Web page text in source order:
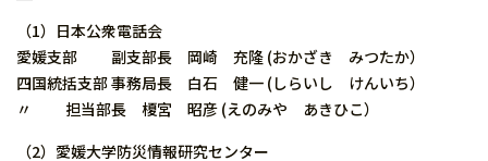
（1）日本公衆電話会
愛媛支部 副支部長 岡崎 充隆 (おかざき みつたか）
四国統括支部 事務局長 白石 健一 (しらいし けんいち）
〃 担当部長 榎宮 昭彦 (えのみや あきひこ）
（2）愛媛大学防災情報研究センター